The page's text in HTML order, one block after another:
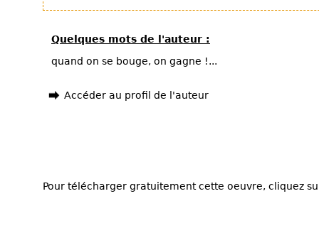
Quelques mots de l'auteur :
quand on se bouge, on gagne !...
Accéder au profil de l'auteur
Pour télécharger gratuitement cette oeuvre, cliquez